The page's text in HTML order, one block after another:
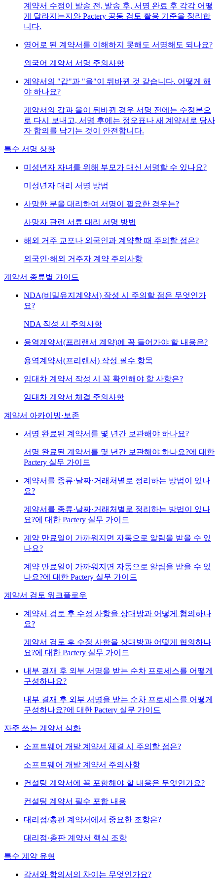
계약서 수정이 발송 전, 발송 후, 서명 완료 후 각각 어떻
게 달라지는지와 Pactery 공동 검토 활용 기준을 정리합
니다.
영어로 된 계약서를 이해하지 못해도 서명해도 되나요?
외국어 계약서 서명 주의사항
계약서의 "갑"과 "을"이 뒤바뀐 것 같습니다. 어떻게 해
야 하나요?
계약서의 갑과 을이 뒤바뀐 경우 서명 전에는 수정본으
로 다시 보내고, 서명 후에는 정오표나 새 계약서로 당사
자 합의를 남기는 것이 안전합니다.
특수 서명 상황
미성년자 자녀를 위해 부모가 대신 서명할 수 있나요?
미성년자 대리 서명 방법
사망한 분을 대리하여 서명이 필요한 경우는?
사망자 관련 서류 대리 서명 방법
해외 거주 교포나 외국인과 계약할 때 주의할 점은?
외국인·해외 거주자 계약 주의사항
계약서 종류별 가이드
NDA(비밀유지계약서) 작성 시 주의할 점은 무엇인가
요?
NDA 작성 시 주의사항
용역계약서(프리랜서 계약)에 꼭 들어가야 할 내용은?
용역계약서(프리랜서) 작성 필수 항목
임대차 계약서 작성 시 꼭 확인해야 할 사항은?
임대차 계약서 체결 주의사항
계약서 아카이빙·보존
서명 완료된 계약서를 몇 년간 보관해야 하나요?
서명 완료된 계약서를 몇 년간 보관해야 하나요?에 대한
Pactery 실무 가이드
계약서를 종류·날짜·거래처별로 정리하는 방법이 있나
요?
계약서를 종류·날짜·거래처별로 정리하는 방법이 있나
요?에 대한 Pactery 실무 가이드
계약 만료일이 가까워지면 자동으로 알림을 받을 수 있
나요?
계약 만료일이 가까워지면 자동으로 알림을 받을 수 있
나요?에 대한 Pactery 실무 가이드
계약서 검토 워크플로우
계약서 검토 후 수정 사항을 상대방과 어떻게 협의하나
요?
계약서 검토 후 수정 사항을 상대방과 어떻게 협의하나
요?에 대한 Pactery 실무 가이드
내부 결재 후 외부 서명을 받는 순차 프로세스를 어떻게
구성하나요?
내부 결재 후 외부 서명을 받는 순차 프로세스를 어떻게
구성하나요?에 대한 Pactery 실무 가이드
자주 쓰는 계약서 심화
소프트웨어 개발 계약서 체결 시 주의할 점은?
소프트웨어 개발 계약서 주의사항
컨설팅 계약서에 꼭 포함해야 할 내용은 무엇인가요?
컨설팅 계약서 필수 포함 내용
대리점/총판 계약서에서 중요한 조항은?
대리점·총판 계약서 핵심 조항
특수 계약 유형
각서와 합의서의 차이는 무엇인가요?